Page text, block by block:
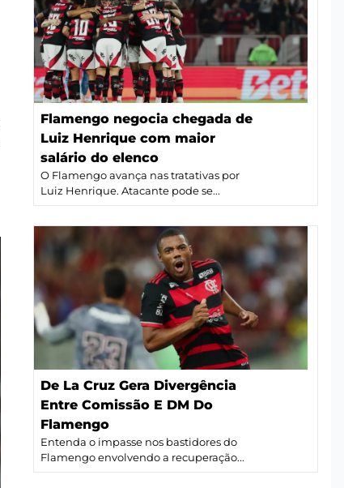
Flamengo negocia chegada de
Luiz Henrique com maior
salário do elenco
O Flamengo avança nas tratativas por
Luiz Henrique. Atacante pode se...
De La Cruz Gera Divergência
Entre Comissão E DM Do
Flamengo
Entenda o impasse nos bastidores do
Flamengo envolvendo a recuperação...